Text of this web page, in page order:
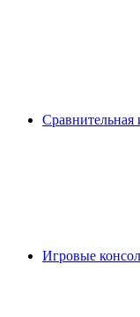
Сравнительная
Игровые